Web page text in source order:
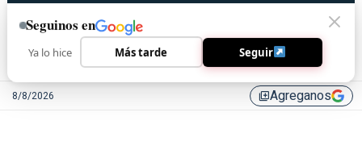
8/8/2026 library_addAgreganos
Seguinos en
Ya lo hice Más tarde Seguir